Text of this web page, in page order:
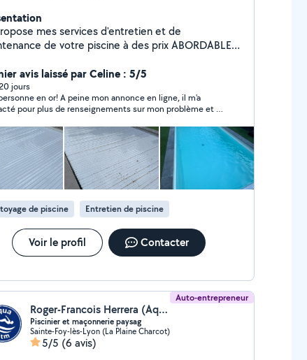
mes services d'entretien et de
de votre piscine à des prix ABORDABLES !
/ électrolyseur / etc - Mise en hivernage actif /
- Remise en route post-hivernage - Entretien
/ régulier - Installation hydraulique / électrique
!
de vous aider !
avis laissé par Celine : 5/5
jours
en or! A peine mon annonce en ligne, il m'a
pour plus de renseignements sur mon problème et il
de piscine Entretien de piscine
Voir le profil Contacter
Auto-entrepreneur
Roger-Francois Herrera (Aquasixtm)
Piscinier et maçonnerie paysag
Sainte-Foy-lès-Lyon (La Plaine Charcot)
5/5 (6 avis)